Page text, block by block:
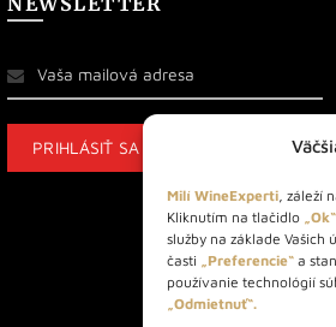
Milí WineExperti, záleží
Kliknutím na tlačidlo „Ok“
služby na základe Vašich
časti „Preferencie“ a
používanie technológií
„Odmietnuť“.